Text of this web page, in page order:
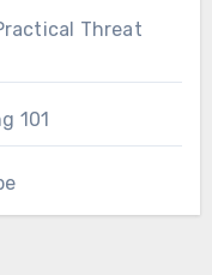
Threat
101